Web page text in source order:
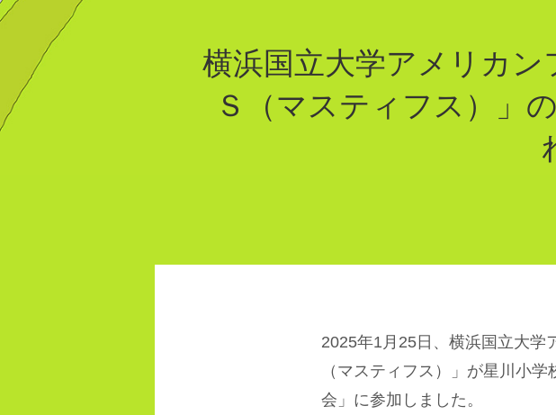
横浜国立大学アメリカン
Ｓ（マスティフス）」
2025年1月25日、横浜国立大学
（マスティフス）」が星川小
会」に参加しました。